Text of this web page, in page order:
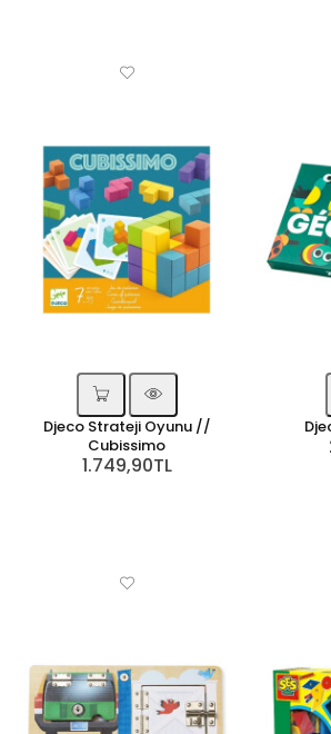
Djeco Strateji Oyunu //
Cubissimo
1.749,90TL